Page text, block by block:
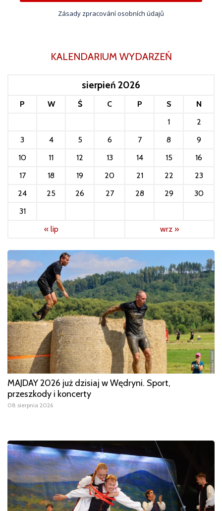
Zásady zpracování osobních údajů
KALENDARIUM WYDARZEŃ
sierpień 2026
P W Ś C P S
N
1
2
3
4 5 6 7 8
9
10
11 12 13 14 15
16
17
18 19 20 21 22
23
24
25 26 27 28 29
30
31
« lip
wrz »
MAJDAY 2026 już dzisiaj w Wędryni. Sport,
przeszkody i koncerty
08 sierpnia 2026